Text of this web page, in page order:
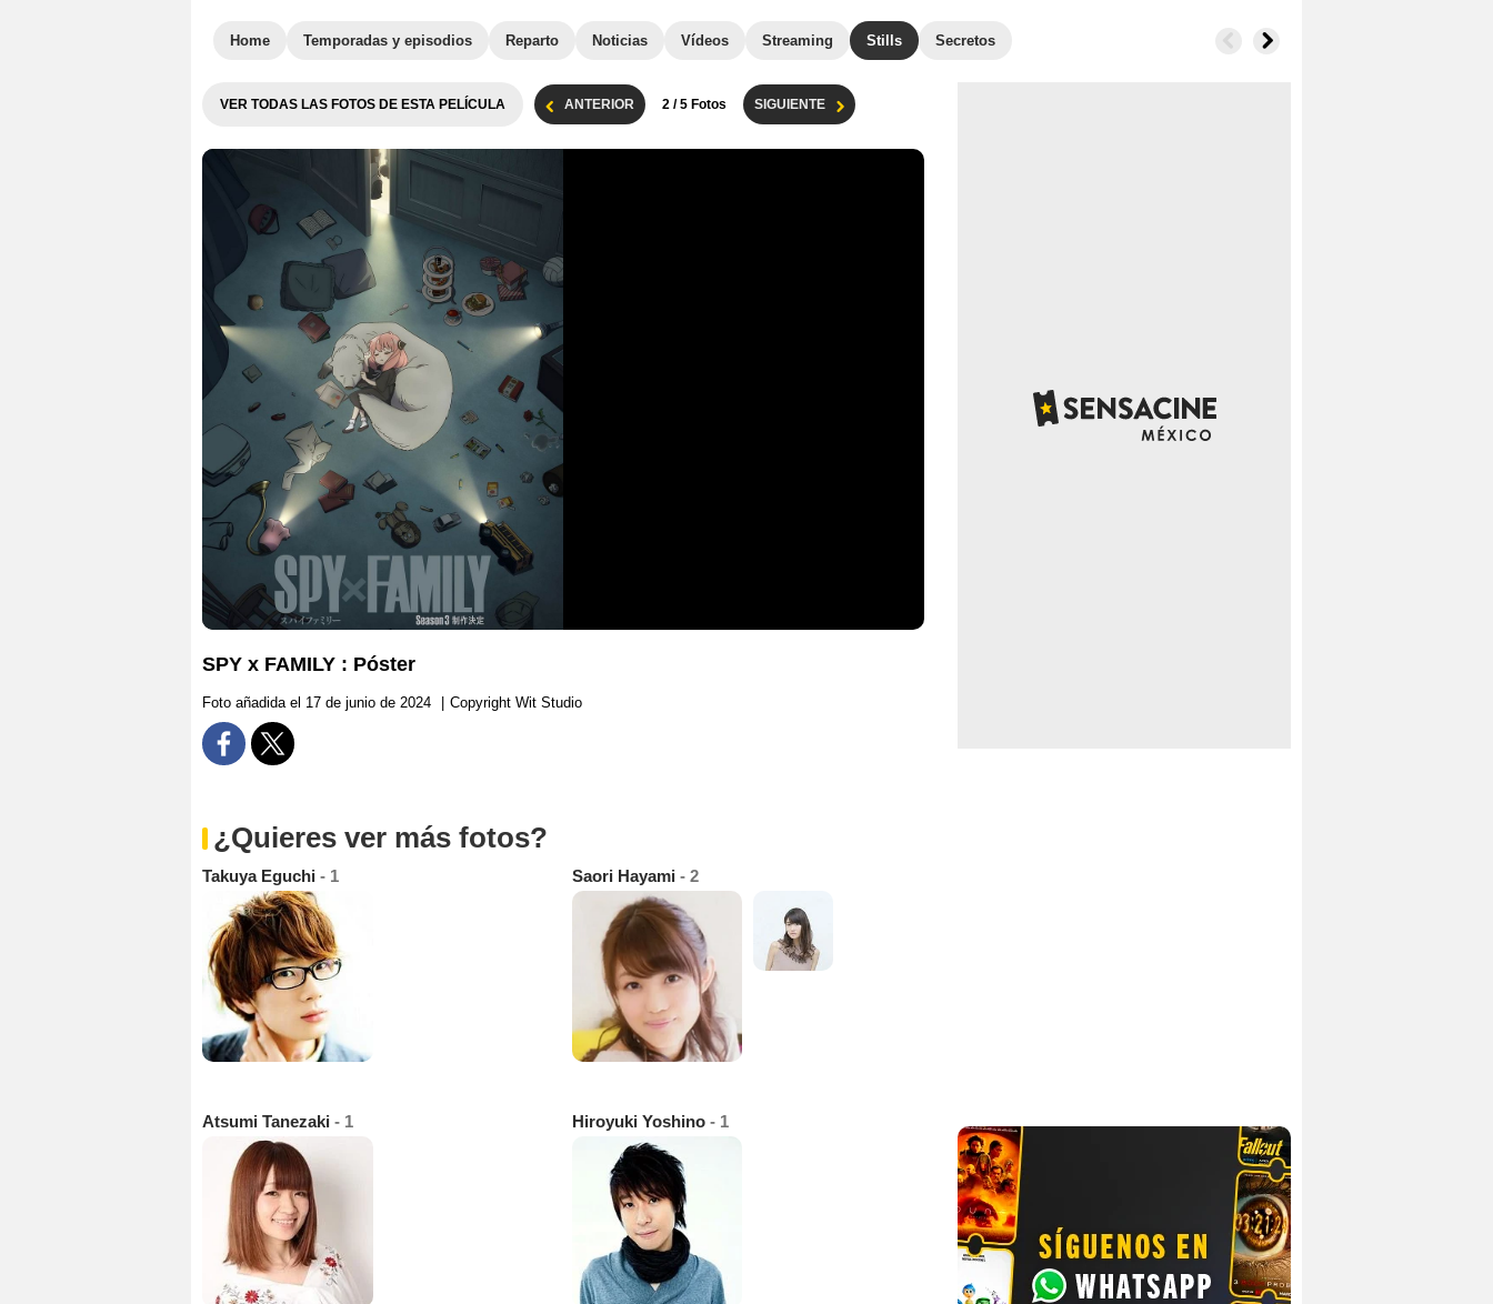
Home Temporadas y episodios Reparto Noticias Vídeos Streaming Stills Secretos
VER TODAS LAS FOTOS DE ESTA PELÍCULA ANTERIOR 2 / 5 Fotos SIGUIENTE
SPY x FAMILY : Póster
Foto añadida el 17 de junio de 2024 Copyright Wit Studio
¿Quieres ver más fotos?
Takuya Eguchi - 1 Saori Hayami - 2
Atsumi Tanezaki - 1 Hiroyuki Yoshino - 1